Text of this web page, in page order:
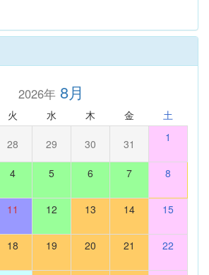
2026年8月
火 水 木 金 土
28 29 30 31 1
4 5 6 7 8
11 12 13 14 15
18 19 20 21 22